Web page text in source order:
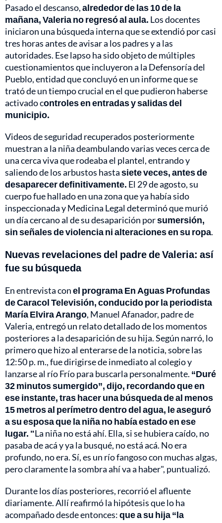
Pasado el descanso,alrededor de las 10 de la
mañana, Valeria no regresó al aula. Los docentes
iniciaron una búsqueda interna que se extendió por casi
tres horas antes de avisar a los padres y a las
autoridades. Ese lapso ha sido objeto de múltiples
cuestionamientos que incluyeron a la Defensoría del
Pueblo, entidad que concluyó en un informe que se
trató de un tiempo crucial en el que pudieron haberse
activado controles en entradas y salidas del
municipio.
Videos de seguridad recuperados posteriormente
muestran a la niña deambulando varias veces cerca de
una cerca viva que rodeaba el plantel, entrando y
saliendo de los arbustos hastasiete veces, antes de
desaparecer definitivamente. El 29 de agosto, su
cuerpo fue hallado en una zona que ya había sido
inspeccionada y Medicina Legal determinó que murió
un día cercano al de su desaparición porsumersión,
sin señales de violencia ni alteraciones en su ropa.
Nuevas revelaciones del padre de Valeria: así
fue su búsqueda
En entrevista conel programa En Aguas Profundas
de Caracol Televisión, conducido por la periodista
María Elvira Arango, Manuel Afanador, padre de
Valeria, entregó un relato detallado de los momentos
posteriores a la desaparición de su hija. Según narró, lo
primero que hizo al enterarse de la noticia, sobre las
12:50 p. m., fue dirigirse de inmediato al colegio y
lanzarse al río Frío para buscarla personalmente. “Duré
32 minutos sumergido”, dijo, recordando que en
ese instante, tras hacer una búsqueda de al menos
15 metros al perímetro dentro del agua, le aseguró
a su esposa que la niña no había estado en ese
lugar. "La niña no está ahí. Ella, si se hubiera caído, no
pasaba de acá y ya la busqué, no está acá. No era
profundo, no era. Sí, es un río fangoso con muchas algas,
pero claramente la sombra ahí va a haber", puntualizó.
Durante los días posteriores, recorrió el afluente
diariamente. Allí reafirmó la hipótesis que lo ha
acompañado desde entonces:que a su hija “la